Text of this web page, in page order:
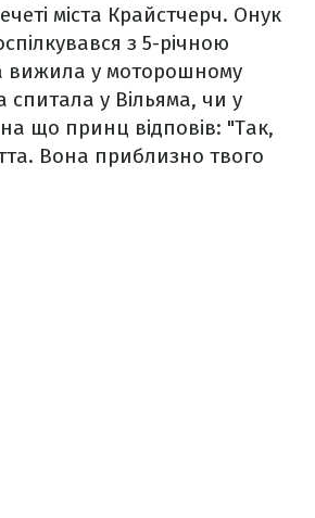
міста Крайстчерч. Онук
з 5-річною
вижила у моторошному
спитала у Вільяма, чи у
що принц відповів: "Так,
Вона приблизно твого